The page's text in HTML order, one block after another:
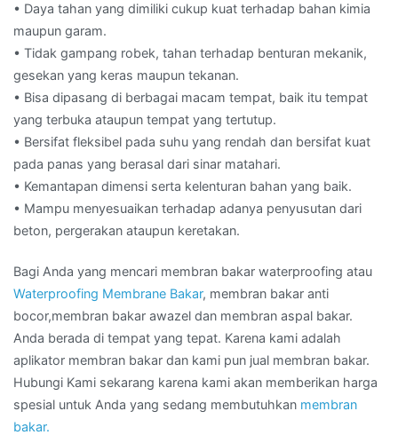
• Daya tahan yang dimiliki cukup kuat terhadap bahan kimia
maupun garam.
• Tidak gampang robek, tahan terhadap benturan mekanik,
gesekan yang keras maupun tekanan.
• Bisa dipasang di berbagai macam tempat, baik itu tempat
yang terbuka ataupun tempat yang tertutup.
• Bersifat fleksibel pada suhu yang rendah dan bersifat kuat
pada panas yang berasal dari sinar matahari.
• Kemantapan dimensi serta kelenturan bahan yang baik.
• Mampu menyesuaikan terhadap adanya penyusutan dari
beton, pergerakan ataupun keretakan.
Bagi Anda yang mencari membran bakar waterproofing atau
Waterproofing Membrane Bakar, membran bakar anti
bocor,membran bakar awazel dan membran aspal bakar.
Anda berada di tempat yang tepat. Karena kami adalah
aplikator membran bakar dan kami pun jual membran bakar.
Hubungi Kami sekarang karena kami akan memberikan harga
spesial untuk Anda yang sedang membutuhkan membran
bakar.